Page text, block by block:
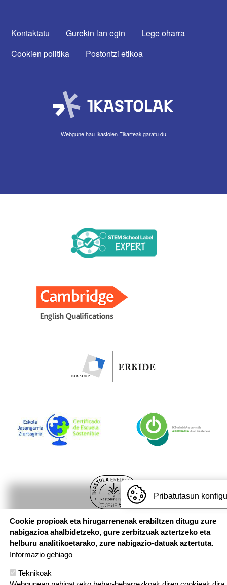
CONTACTA CON NOSOTROS
Kontaktatu Gurekin lan egin
Lege oharra
Cookien politika
Postontzi etikoa
Webgune hau Ikastolen Elkarteak garatu du
Irudia
Pribatutasun
Cookie propioak eta hirugarrenenak erabiltzen ditugu zure
nabigazioa ahalbidetzeko, gure zerbitzuak aztertzeko eta
helburu analitikoetarako, zure nabigazio-datuak aztertuta.
Informazio gehiago
Teknikoak